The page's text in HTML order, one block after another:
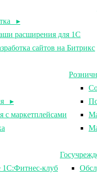
▸
расширения для 1С
сайтов на Битрикс
▸
с маркетплейсами
1С:Фитнес-клуб